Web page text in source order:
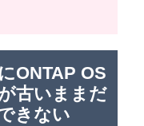
ONTAP OS
古いままだ
きない